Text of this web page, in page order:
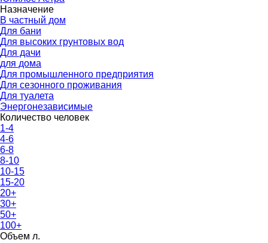
Назначение
В частный дом
Для бани
Для высоких грунтовых вод
Для дачи
для дома
Для промышленного предприятия
Для сезонного проживания
Для туалета
Энергонезависимые
Количество человек
1-4
4-6
6-8
8-10
10-15
15-20
20+
30+
50+
100+
Объем л.